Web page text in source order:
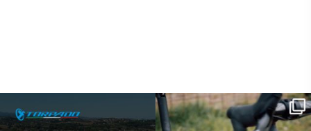
IBF sta per...
Kepler R è la gravel pensata per affrontare
lunghe...